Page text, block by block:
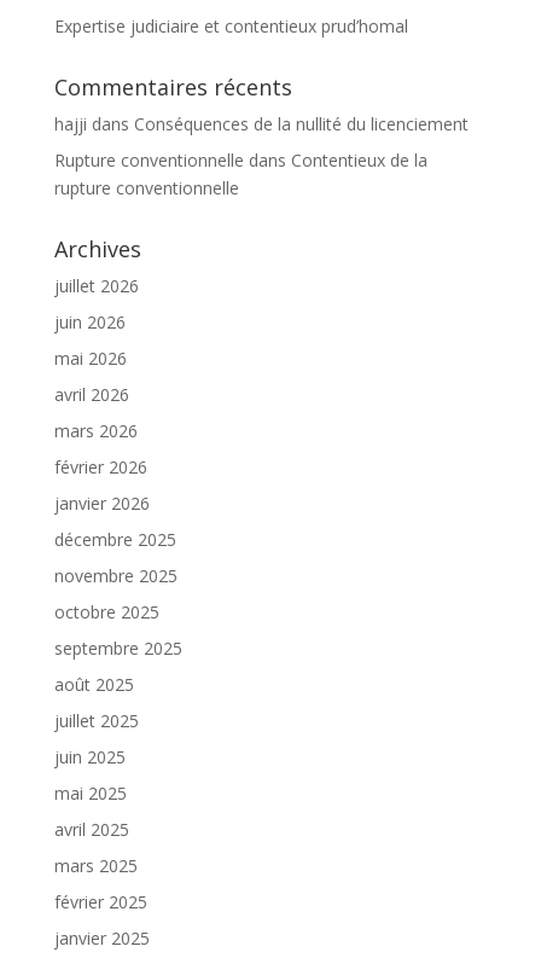
Expertise judiciaire et contentieux prud’homal
Commentaires récents
hajji dans Conséquences de la nullité du licenciement
Rupture conventionnelle dans Contentieux de la
rupture conventionnelle
Archives
juillet 2026
juin 2026
mai 2026
avril 2026
mars 2026
février 2026
janvier 2026
décembre 2025
novembre 2025
octobre 2025
septembre 2025
août 2025
juillet 2025
juin 2025
mai 2025
avril 2025
mars 2025
février 2025
janvier 2025